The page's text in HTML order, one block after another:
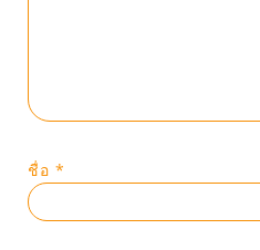
ชื่อ *